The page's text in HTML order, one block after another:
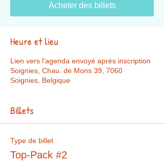
Acheter des billets
Heure et lieu
Lien vers l'agenda envoyé après inscription
Soignies, Chau. de Mons 39, 7060
Soignies, Belgique
Billets
Type de billet
Top-Pack #2